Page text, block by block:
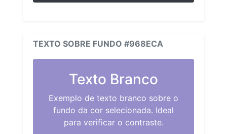
TEXTO SOBRE FUNDO #968ECA
Texto Branco
Exemplo de texto branco sobre o
fundo da cor selecionada. Ideal
para verificar o contraste.